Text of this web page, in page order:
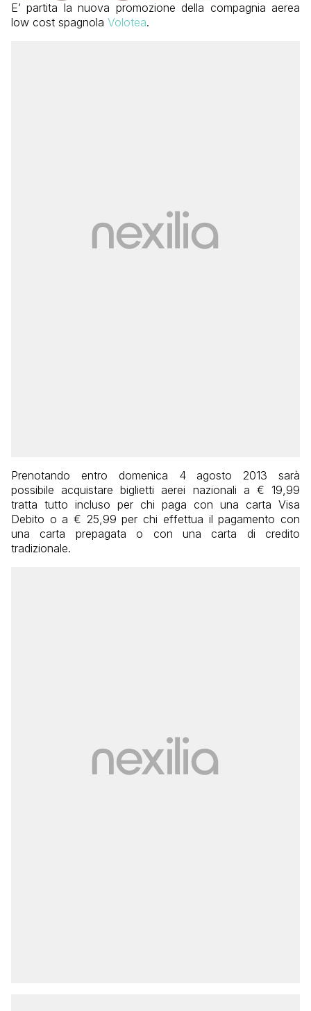
E’ partita la nuova promozione della compagnia aerea
low cost spagnola Volotea.
Prenotando entro domenica 4 agosto 2013 sarà
possibile acquistare biglietti aerei nazionali a € 19,99
tratta tutto incluso per chi paga con una carta Visa
Debito o a € 25,99 per chi effettua il pagamento con
una carta prepagata o con una carta di credito
tradizionale.